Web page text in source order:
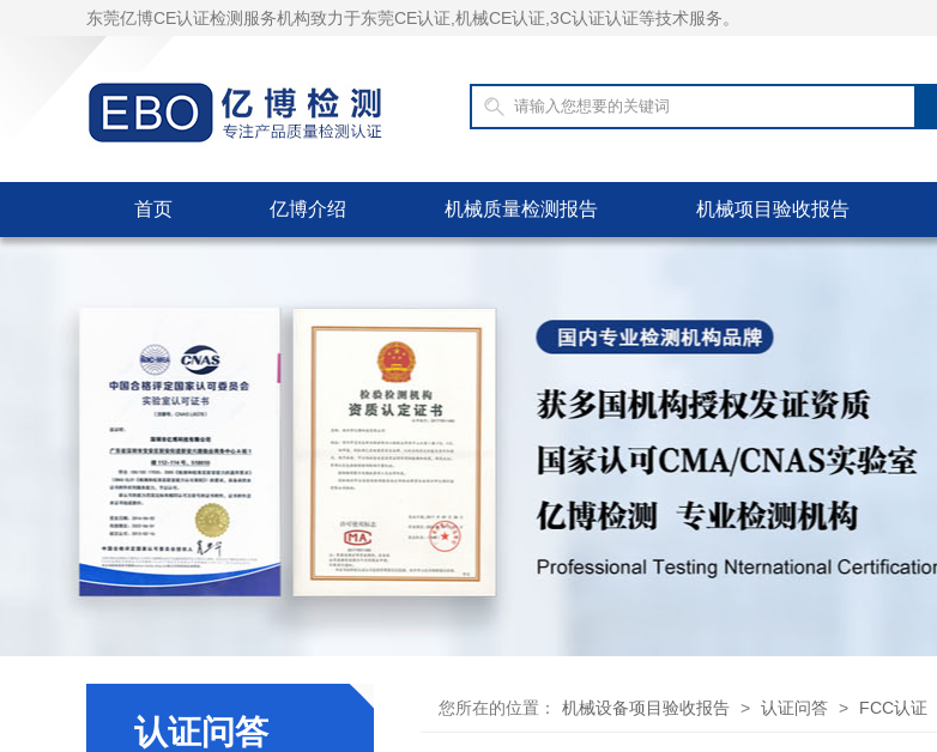
东莞亿博CE认证检测服务机构致力于东莞CE认证,机械CE认证,3C认证认证等技术服务。
首页 亿博介绍 机械质量检测报告 机械项目验收报告
认证问答
您所在的位置： 机械设备项目验收报告 > 认证问答 > FCC认证